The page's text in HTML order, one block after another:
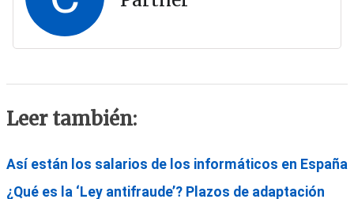
Leer también:
Así están los salarios de los informáticos en España
¿Qué es la ‘Ley antifraude’? Plazos de adaptación